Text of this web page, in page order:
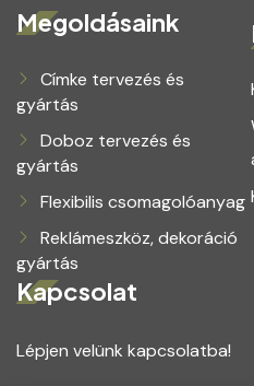
Megoldásaink
Címke tervezés és
gyártás
Doboz tervezés és
gyártás
Flexibilis csomagolóanyag
Reklámeszköz, dekoráció
gyártás
Kapcsolat
Lépjen velünk kapcsolatba!